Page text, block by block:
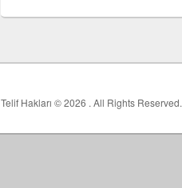
Telif Hakları © 2026 . All Rights Reserved.